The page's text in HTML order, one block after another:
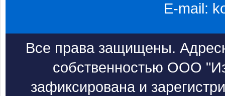
E-mail:
Все права защищены.
собственностью ООО
зафиксирована и